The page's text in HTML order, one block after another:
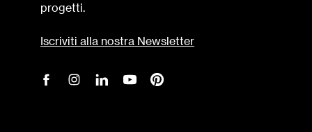
progetti.
Iscriviti alla nostra Newsletter